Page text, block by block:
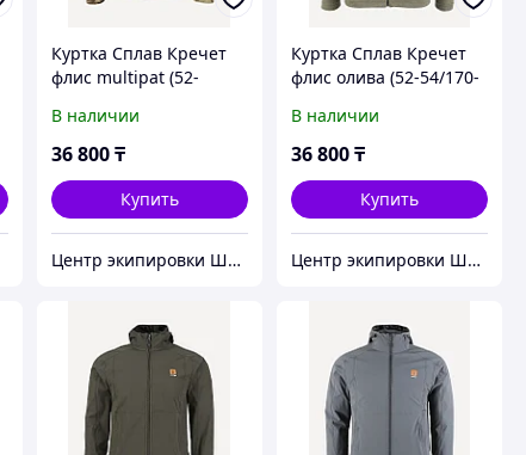
Куртка Сплав Кречет
флис multipat (52-
В наличии
36 800 ₸
Купить
Центр экипировки Штурм
Куртка Сплав Кречет
флис олива (52-54/170-
В наличии
36 800₸
Купить
Центр экипировки Штурм